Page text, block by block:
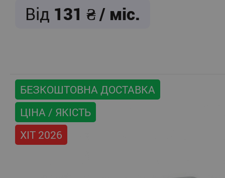
Від 131 / міс.
БЕЗКОШТОВНА ДОСТАВКА
ЦІНА / ЯКІСТЬ
ХІТ 2026